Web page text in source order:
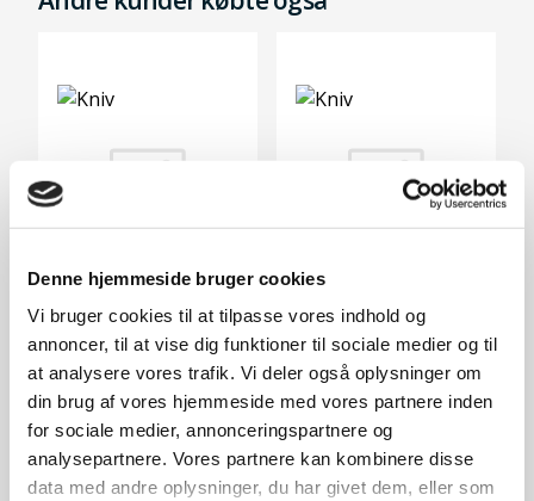
Denne hjemmeside bruger cookies
Vi bruger cookies til at tilpasse vores indhold og
annoncer, til at vise dig funktioner til sociale medier og til
at analysere vores trafik. Vi deler også oplysninger om
din brug af vores hjemmeside med vores partnere inden
for sociale medier, annonceringspartnere og
analysepartnere. Vores partnere kan kombinere disse
data med andre oplysninger, du har givet dem, eller som
Kniv
199,-
På lager
Kniv
199,-
På lager